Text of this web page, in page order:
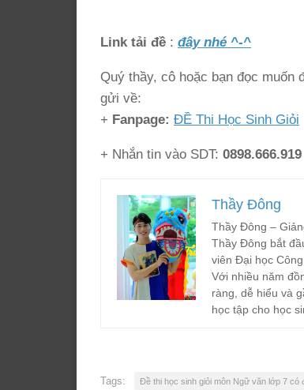
Link tải đề : đây nhé ^-^
Quý thầy, cô hoặc bạn đọc muốn
gửi về:
+ Fanpage: ĐỀ Thi Học Sinh Giỏi
+ Nhắn tin vào SDT: 0898.666.919
Thầy Đông
Thầy Đông –
Thầy Đông bắt
viên Đại học
Với nhiều năm
ràng, dễ hiểu và
học tập cho học
Tags: Đề thi học sinh giỏi môn Ngữ văn lớp 7 có